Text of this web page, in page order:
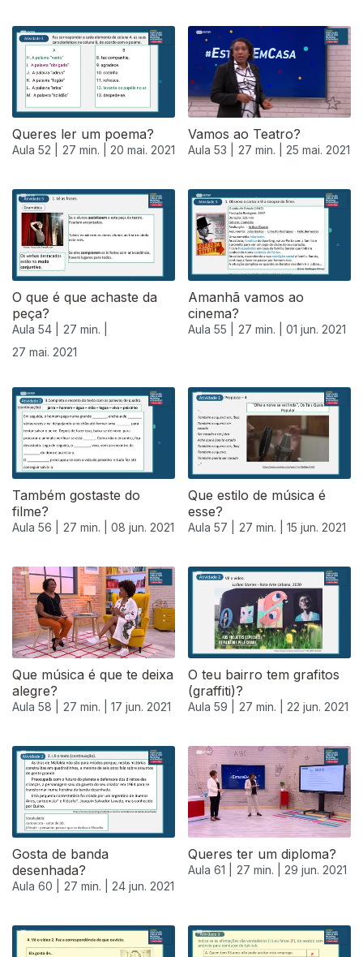
Queres ler um poema?
Aula 52 | 27 min. | 20 mai. 2021
Vamos ao Teatro?
Aula 53 | 27 min. | 25 mai. 2021
O que é que achaste da
peça?
Aula 54 |
27 min. |
27 mai. 2021
Amanhã vamos ao
cinema?
Aula 55 | 27 min. | 01 jun. 2021
Também gostaste do
filme?
Aula 56 | 27 min. | 08 jun. 2021
Que estilo de música é
esse?
Aula 57 | 27 min. | 15 jun. 2021
Que música é que te deixa
alegre?
Aula 58 | 27 min. | 17 jun. 2021
O teu bairro tem grafitos
(graffiti)?
Aula 59 | 27 min. | 22 jun. 2021
552965
Gosta de banda
desenhada?
Aula 60 | 27 min. | 24 jun. 2021
Queres ter um diploma?
Aula 61 | 27 min. | 29 jun. 2021